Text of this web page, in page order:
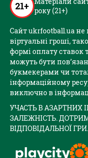
21+ року (21+)
Сайт ukrfootball.ua не
віртуальні гроші,
формі оплату ставок
можуть бути
букмекерами чи
інформаційному
виключно в
УЧАСТЬ В АЗАРТНИХ
ЗАЛЕЖНІСТЬ.
ВІДПОВІДАЛЬНОЇ ГРИ.